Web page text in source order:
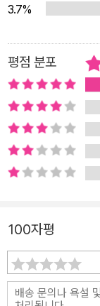
물성 제품을 모두
소비 방식을 바꾸
겐 탄수화물과 무
우 중요하기 때문
만 그 대안으로 ‘선
채식 기본권(선택
국의 일부 중고등
어서 무엇을 먹을
주일에 하루는 건
정해 급식을 준비
이 이해할 수 있게
잔반이 늘어서 오히
학생들에게 선택적
면, 비정상적이게
3.7%
평점 분포
100자평